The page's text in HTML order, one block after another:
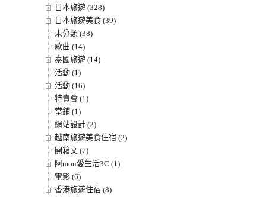
日本旅遊 (328)
日本旅遊美食 (39)
未分類 (38)
歌曲 (14)
泰國旅遊 (14)
活動 (1)
活動 (16)
特賣會 (1)
當鋪 (1)
網站設計 (2)
越南旅遊美食住宿 (2)
開箱文 (7)
阿mon愛生活3C (1)
電影 (6)
香港旅遊住宿 (8)